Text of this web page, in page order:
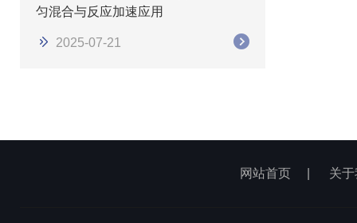
匀混合与反应加速应用
2025-07-21
网站首页 关